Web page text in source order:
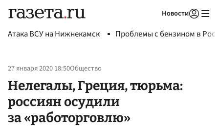
Новости
Атака ВСУ на Нижнекамск Проблемы с бензином в
27 января 2020 18:50Общество
Нелегалы, Греция, тюрьма:
россиян осудили
за «работорговлю»